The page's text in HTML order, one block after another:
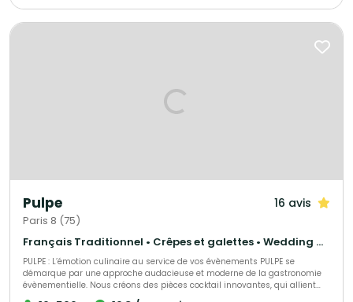
Pulpe 16 avis
Paris 8 (75)
Français Traditionnel • Crêpes et galettes • Wedding Cake
PULPE : L’émotion culinaire au service de vos évènements PULPE se
démarque par une approche audacieuse et moderne de la gastronomie
évènementielle. Nous créons des pièces cocktail innovantes, qui allient
esthétisme et saveurs authentiques. Fabriquées à J-1 pour une fraîcheur